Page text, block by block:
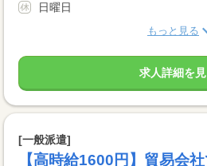
日曜日
もっと見る
求人詳細を
[一般派遣]
【高時給1600円】貿易会